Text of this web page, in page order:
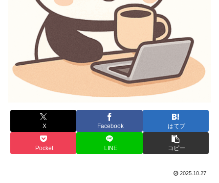
X Facebook はてブ
Pocket LINE コピー
2025.10.27